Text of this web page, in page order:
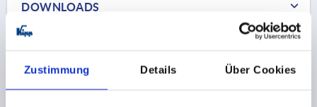
Zustimmung Details Über Cookies
DOWNLOADS